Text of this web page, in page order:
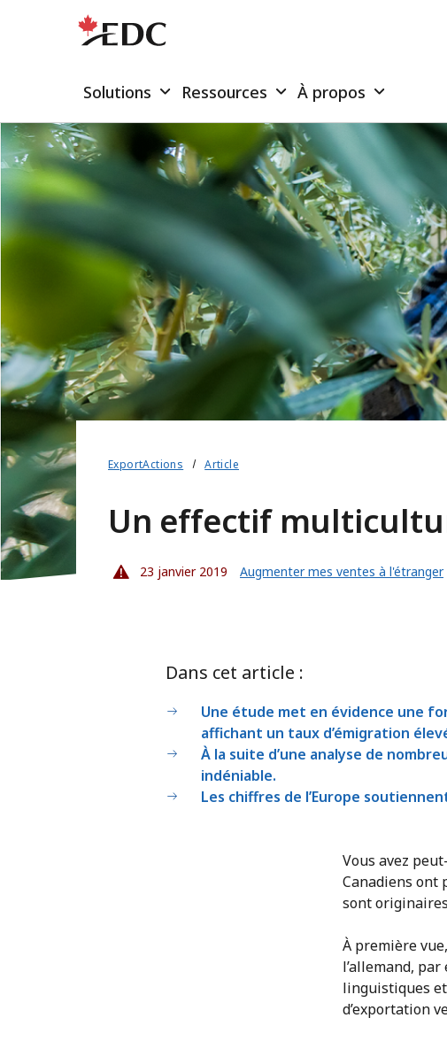
Solutions Ressources À propos
ExportActions Article
Un effectif
23 janvier 2019 Augmenter mes ventes à l'étranger
Dans cet article :
Une étude met en évidence une
affichant un taux d’émigration
À la suite d’une analyse de
indéniable.
Les chiffres de l’Europe
Vous avez
Canadiens ont
sont
À première
l’allemand,
linguistiques
d’exportation